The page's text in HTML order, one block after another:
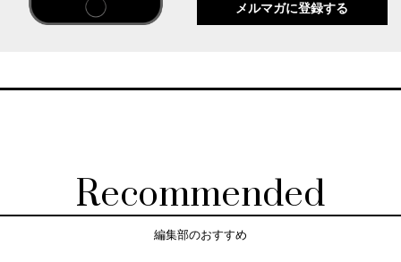
メルマガに登録する
Recommended
編集部のおすすめ